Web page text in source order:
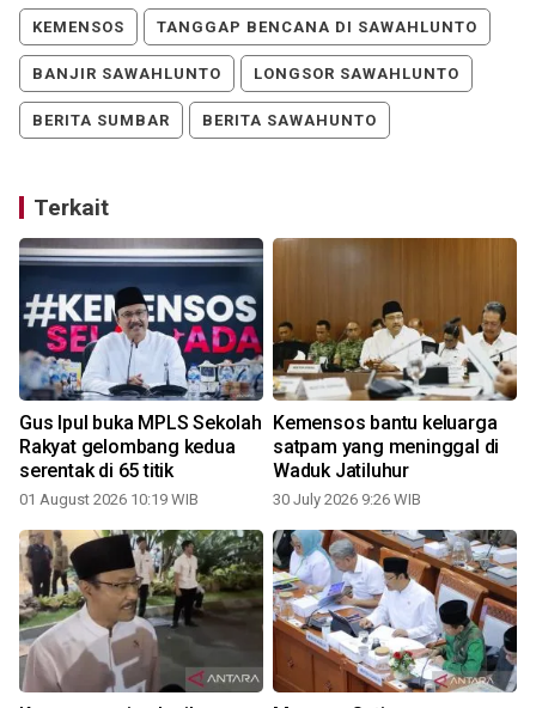
KEMENSOS TANGGAP BENCANA DI SAWAHLUNTO
BANJIR SAWAHLUNTO LONGSOR SAWAHLUNTO
BERITA SUMBAR BERITA SAWAHUNTO
Terkait
Gus Ipul buka MPLS Sekolah
Rakyat gelombang kedua
serentak di 65 titik
01 August 2026 10:19 WIB
Kemensos bantu keluarga
satpam yang meninggal di
Waduk Jatiluhur
30 July 2026 9:26 WIB